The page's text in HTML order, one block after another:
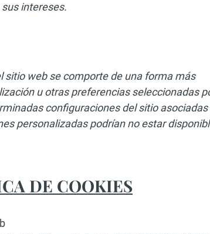
intereses.
sitio web se comporte de una forma más
u otras preferencias seleccionadas
configuraciones del sitio asociadas
personalizadas podrían no estar
DE COOKIES